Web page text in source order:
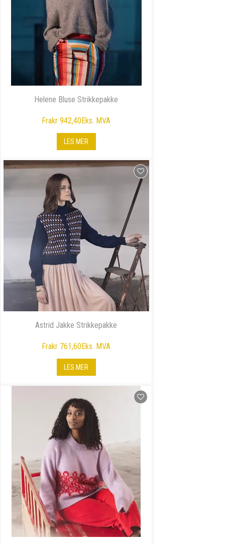
Helene Bluse Strikkepakke
Frakr 942,40Eks. MVA
LES MER
Astrid Jakke Strikkepakke
Frakr 761,60Eks. MVA
LES MER